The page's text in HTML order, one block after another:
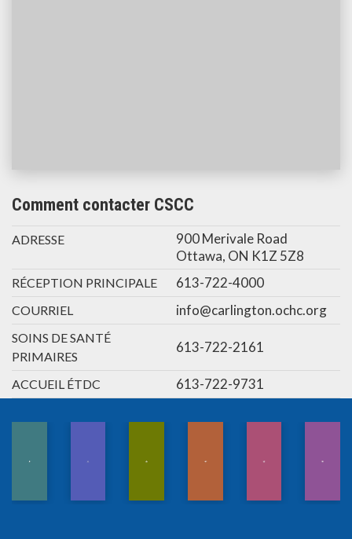
Comment contacter CSCC
ADRESSE
900 Merivale Road
Ottawa, ON K1Z 5Z8
RÉCEPTION PRINCIPALE 613-722-4000
COURRIEL info@carlington.ochc.org
SOINS DE SANTÉ
PRIMAIRES
613-722-2161
ACCUEIL ÉTDC 613-722-9731